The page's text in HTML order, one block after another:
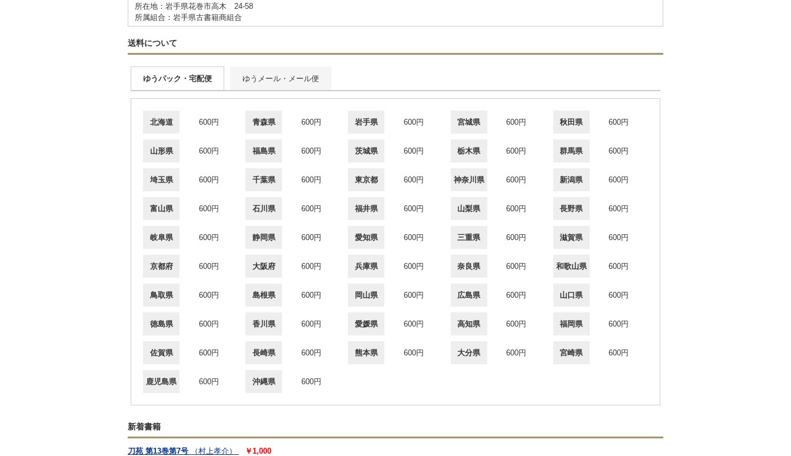
所在地：岩手県花巻市高木 24-58
所属組合：岩手県古書籍商組合
送料について
ゆうパック・宅配便 ゆうメール・メール便
北海道 600円 青森県 600円 岩手県 600円 宮城県 600円 秋田県 600円
山形県 600円 福島県 600円 茨城県 600円 栃木県 600円 群馬県 600円
埼玉県 600円 千葉県 600円 東京都 600円 神奈川県 600円 新潟県 600円
富山県 600円 石川県 600円 福井県 600円 山梨県 600円 長野県 600円
岐阜県 600円 静岡県 600円 愛知県 600円 三重県 600円 滋賀県 600円
京都府 600円 大阪府 600円 兵庫県 600円 奈良県 600円 和歌山県 600円
鳥取県 600円 島根県 600円 岡山県 600円 広島県 600円 山口県 600円
徳島県 600円 香川県 600円 愛媛県 600円 高知県 600円 福岡県 600円
佐賀県 600円 長崎県 600円 熊本県 600円 大分県 600円 宮崎県 600円
鹿児島県 600円 沖縄県 600円
新着書籍
刀苑 第13巻第7号 （村上孝介）
￥1,000